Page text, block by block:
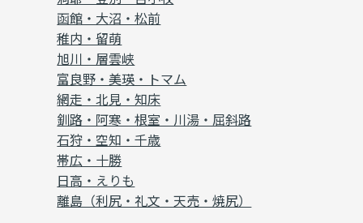
函館・大沼・松前
稚内・留萌
旭川・層雲峡
富良野・美瑛・トマム
網走・北見・知床
釧路・阿寒・根室・川湯・屈斜路
石狩・空知・千歳
帯広・十勝
日高・えりも
離島（利尻・礼文・天売・焼尻）